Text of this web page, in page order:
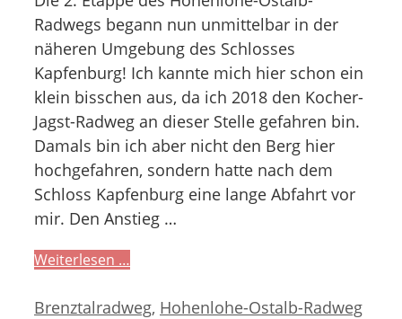
Radwegs begann nun unmittelbar in der
näheren Umgebung des Schlosses
Kapfenburg! Ich kannte mich hier schon ein
klein bisschen aus, da ich 2018 den Kocher-
Jagst-Radweg an dieser Stelle gefahren bin.
Damals bin ich aber nicht den Berg hier
hochgefahren, sondern hatte nach dem
Schloss Kapfenburg eine lange Abfahrt vor
mir. Den Anstieg …
Weiterlesen …
Kategorien
Brenztalradweg, Hohenlohe-Ostalb-Radweg